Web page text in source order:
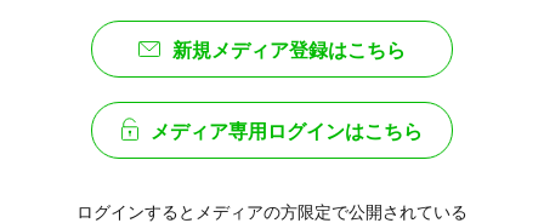
新規メディア登録はこちら
メディア専用ログインはこちら
ログインするとメディアの方限定で公開されている